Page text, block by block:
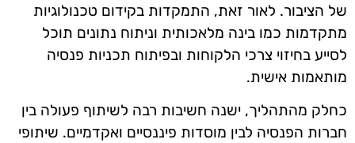
של הציבור. לאור זאת, התמקדות בקידום טכנולוגיות
מתקדמות כמו בינה מלאכותית וניתוח נתונים תוכל
לסייע בחיזוי צרכי הלקוחות ובפיתוח תכניות פנסיה
מותאמות אישית.
כחלק מהתהליך, ישנה חשיבות רבה לשיתוף פעולה בין
חברות הפנסיה לבין מוסדות פיננסיים ואקדמיים. שיתופי